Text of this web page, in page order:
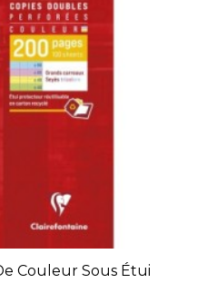
Couleur Sous Étui